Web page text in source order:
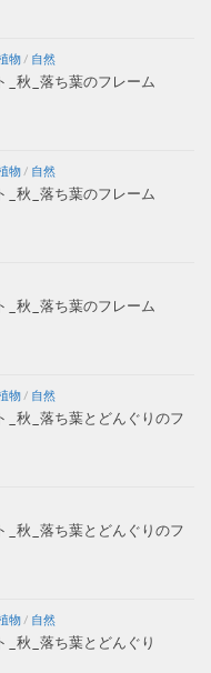
物/ 自然
_秋_落ち葉のフレーム
物/ 自然
_秋_落ち葉のフレーム
_秋_落ち葉のフレーム
物/ 自然
_秋_落ち葉とどんぐりのフ
_秋_落ち葉とどんぐりのフ
物/ 自然
_秋_落ち葉とどんぐり